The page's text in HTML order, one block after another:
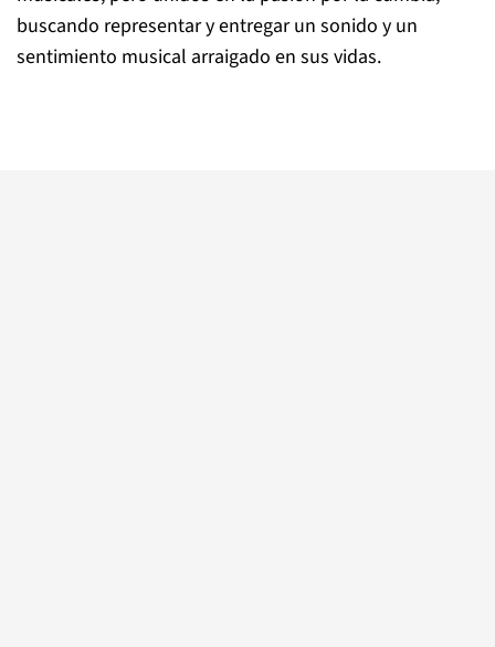
buscando representar y entregar un sonido y un
sentimiento musical arraigado en sus vidas.